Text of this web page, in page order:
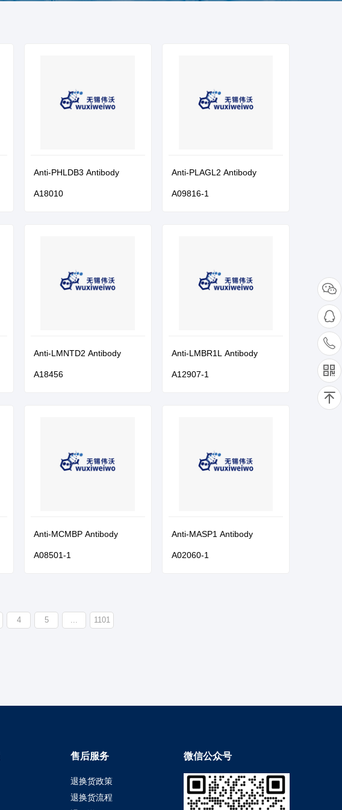
Anti-PHLDB3 Antibody
A18010
Anti-PLAGL2 Antibody
A09816-1
Anti-LMNTD2 Antibody
A18456
Anti-LMBR1L Antibody
A12907-1
Anti-MCMBP Antibody
A08501-1
Anti-MASP1 Antibody
A02060-1
4 5 ... 1101
售后服务
退换货政策
退换货流程
微信公众号